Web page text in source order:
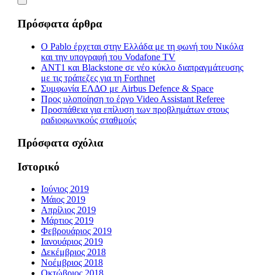
Πρόσφατα άρθρα
Ο Pablo έρχεται στην Ελλάδα με τη φωνή του Νικόλα
και την υπογραφή του Vodafone TV
ΑΝΤ1 και Blackstone σε νέο κύκλο διαπραγμάτευσης
με τις τράπεζες για τη Forthnet
Συμφωνία ΕΛΔΟ με Airbus Defence & Space
Προς υλοποίηση το έργο Video Assistant Referee
Προσπάθεια για επίλυση των προβλημάτων στους
ραδιοφωνικούς σταθμούς
Πρόσφατα σχόλια
Ιστορικό
Ιούνιος 2019
Μάιος 2019
Απρίλιος 2019
Μάρτιος 2019
Φεβρουάριος 2019
Ιανουάριος 2019
Δεκέμβριος 2018
Νοέμβριος 2018